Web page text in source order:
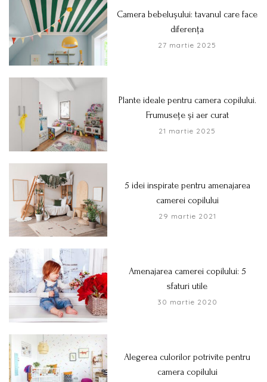
Camera bebelușului: tavanul care face
diferența
27 martie 2025
Plante ideale pentru camera copilului.
Frumusețe și aer curat
21 martie 2025
5 idei inspirate pentru amenajarea
camerei copilului
29 martie 2021
Amenajarea camerei copilului: 5
sfaturi utile
30 martie 2020
Alegerea culorilor potrivite pentru
camera copilului